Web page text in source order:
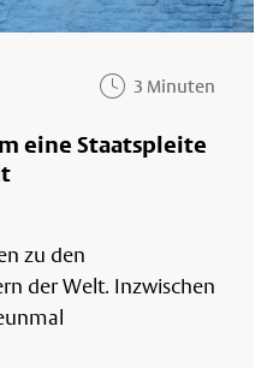
3 Minuten
eine Staatspleite
zu den
der Welt. Inzwischen